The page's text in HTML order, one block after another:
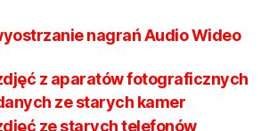
nagrań Audio Wideo
z aparatów fotograficznych
ze starych kamer
ze starych telefonów